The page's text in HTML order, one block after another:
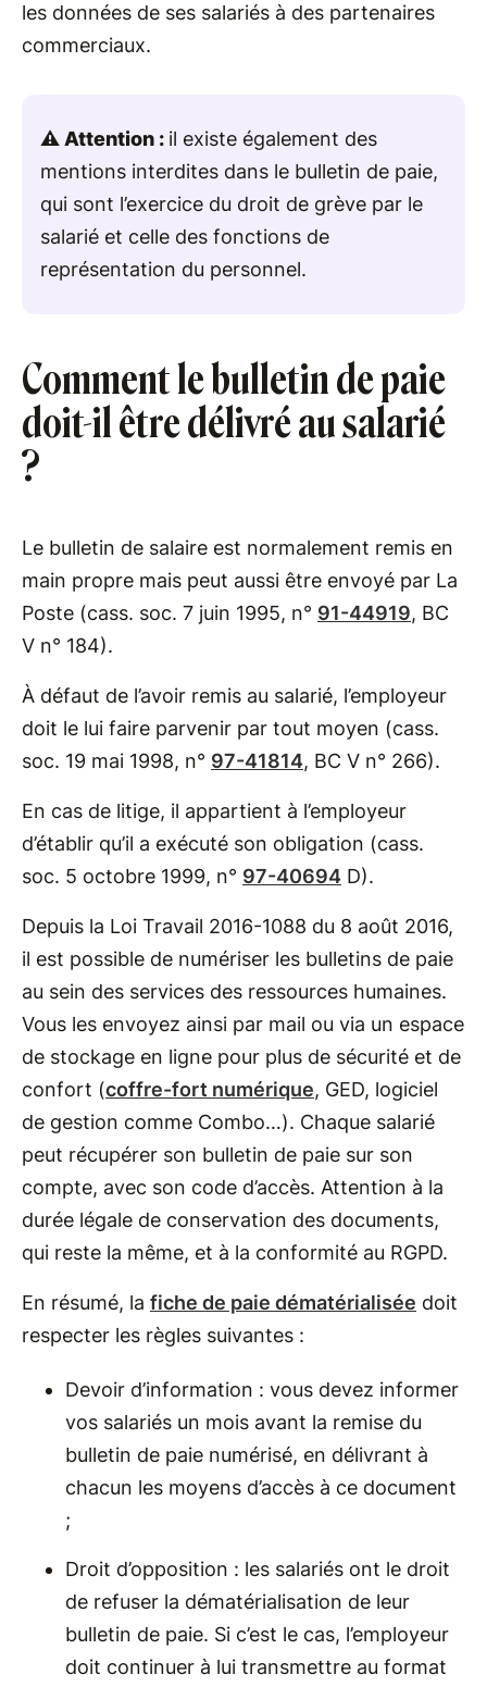
les données de ses salariés à des partenaires
commerciaux.
⚠️ Attention : il existe également des
mentions interdites dans le bulletin de paie,
qui sont l’exercice du droit de grève par le
salarié et celle des fonctions de
représentation du personnel.
Comment le bulletin de paie
doit-il être délivré au salarié
?
Le bulletin de salaire est normalement remis en
main propre mais peut aussi être envoyé par La
Poste (cass. soc. 7 juin 1995, n° 91-44919, BC
V n° 184).
À défaut de l’avoir remis au salarié, l’employeur
doit le lui faire parvenir par tout moyen (cass.
soc. 19 mai 1998, n° 97-41814, BC V n° 266).
En cas de litige, il appartient à l’employeur
d’établir qu’il a exécuté son obligation (cass.
soc. 5 octobre 1999, n° 97-40694 D).
Depuis la Loi Travail 2016-1088 du 8 août 2016,
il est possible de numériser les bulletins de paie
au sein des services des ressources humaines.
Vous les envoyez ainsi par mail ou via un espace
de stockage en ligne pour plus de sécurité et de
confort (coffre-fort numérique, GED, logiciel
de gestion comme Combo…). Chaque salarié
peut récupérer son bulletin de paie sur son
compte, avec son code d’accès. Attention à la
durée légale de conservation des documents,
qui reste la même, et à la conformité au RGPD.
En résumé, la fiche de paie dématérialisée doit
respecter les règles suivantes :
Devoir d’information : vous devez informer
vos salariés un mois avant la remise du
bulletin de paie numérisé, en délivrant à
chacun les moyens d’accès à ce document
;
Droit d’opposition : les salariés ont le droit
de refuser la dématérialisation de leur
bulletin de paie. Si c’est le cas, l’employeur
doit continuer à lui transmettre au format